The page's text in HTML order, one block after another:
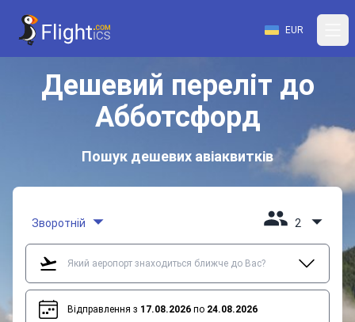
EUR
Дешевий переліт до
Абботсфорд
Пошук дешевих авіаквитків
Зворотній 2
Відправлення з 17.08.2026 по 24.08.2026